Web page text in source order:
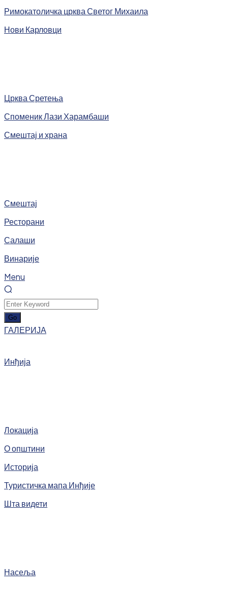
Римокатоличка црква Светог Михаила
Нови Карловци
Црква Сретења
Споменик Лази Харамбаши
Смештај и храна
Смештај
Ресторани
Салаши
Винарије
Menu
ГАЛЕРИЈА
Инђија
Локација
О општини
Историја
Туристичка мапа Инђије
Шта видети
Насеља